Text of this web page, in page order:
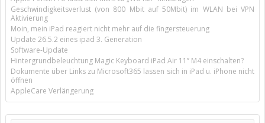
Geschwindigkeitsverlust (von 800 Mbit auf 50Mbit) im WLAN bei VPN
Aktivierung
Moin, mein iPad reagiert nicht mehr auf die fingersteuerung
Update 26.5.2 eines ipad 3. Generation
Software-Update
Hintergrundbeleuchtung Magic Keyboard iPad Air 11’’ M4 einschalten?
Dokumente über Links zu Microsoft365 lassen sich in iPad u. iPhone nicht
öffnen
AppleCare Verlängerung